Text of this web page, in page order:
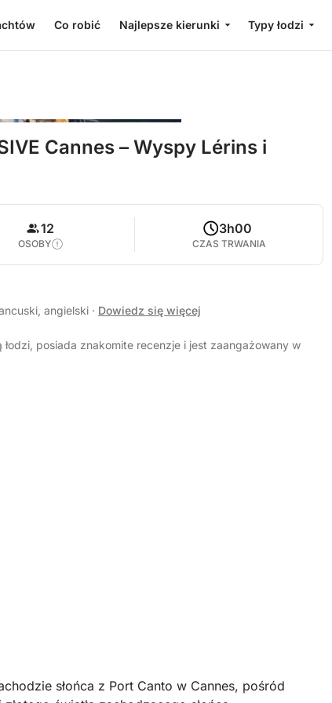
Co robić Najlepsze kierunki Typy łodzi
Cannes – Wyspy Lérins i
12
OSOBY
3h00
CZAS TRWANIA
angielski · Dowiedz się więcej
posiada znakomite recenzje i jest zaangażowany w
słońca z Port Canto w Cannes, pośród